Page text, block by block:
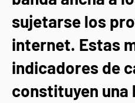
sujetarse los
internet. Estas
indicadores de
constituyen una